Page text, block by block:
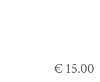
€ 15.00